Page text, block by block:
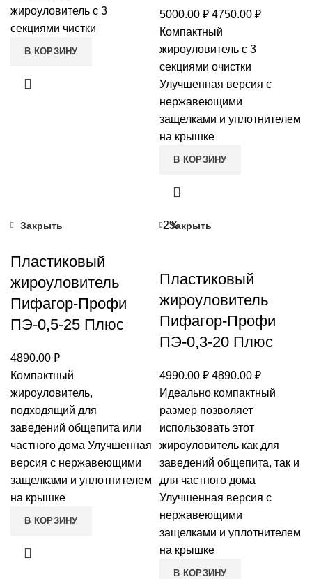
жироуловитель с 3
секциями чистки
В КОРЗИНУ
5000.00₽ Первоначальная
цена
составляла
5000.00 ₽.
4750.00 ₽Текущая
Компактный
жироуловитель с 3
секциями очистки
Улучшенная версия с
нержавеющими
защелками и уплотнителем
на крышке
В КОРЗИНУ
Закрыть
Пластиковый
жироуловитель
Пифагор-Профи
ПЭ-0,5-25 Плюс
4890.00 ₽
Компактный
жироуловитель,
подходящий для
заведений общепита или
частного дома Улучшенная
версия с нержавеющими
защелками и уплотнителем
на крышке
В КОРЗИНУ
-2%Закрыть
Пластиковый
жироуловитель
Пифагор-Профи
ПЭ-0,3-20 Плюс
4990.00₽ Первоначальная
цена
составляла
4990.00 ₽.
4890.00 ₽Текущая
цена:
Идеально компактный
размер позволяет
использовать этот
жироуловитель как для
заведений общепита, так и
для частного дома
Улучшенная версия с
нержавеющими
защелками и уплотнителем
на крышке
В КОРЗИНУ